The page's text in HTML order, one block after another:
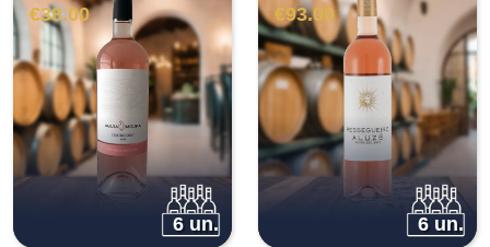
€38.00
6 un.
€93.00
6 un.